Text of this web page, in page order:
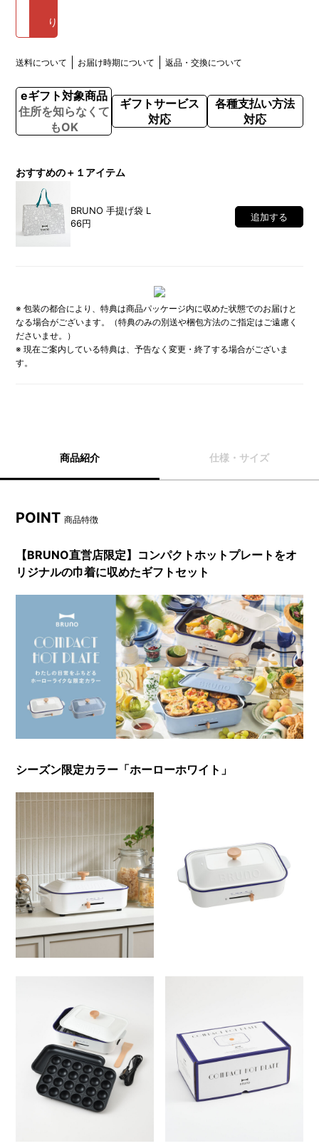
り
送料について お届け時期について 返品・交換について
eギフト対象商品
住所を知らなくて
もOK
ギフトサービス
対応
各種支払い方法
対応
おすすめの＋１アイテム
BRUNO 手提げ袋 L
66円
追加する
※ 包装の都合により、特典は商品パッケージ内に収めた状態でのお届けと
なる場合がございます。（特典のみの別送や梱包方法のご指定はご遠慮く
ださいませ。）
※ 現在ご案内している特典は、予告なく変更・終了する場合がございま
す。
商品紹介 仕様・サイズ
POINT商品特徴
【BRUNO直営店限定】コンパクトホットプレートをオ
リジナルの巾着に収めたギフトセット
シーズン限定カラー「ホーローホワイト」